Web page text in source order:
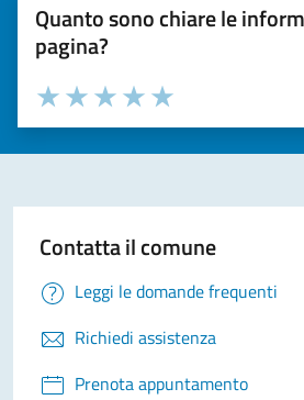
Quanto sono chiare le
pagina?
Valuta la chiarezza delle informazioni (da 1
Seleziona il numero di stelle per
Valuta 5 stelle su 5
Valuta 4 stelle su 5
Valuta 3 stelle su 5
Valuta 2 stelle su 5
Valuta 1 stelle su 5
Contatta il comune
Leggi le domande frequenti
Richiedi assistenza
Prenota appuntamento